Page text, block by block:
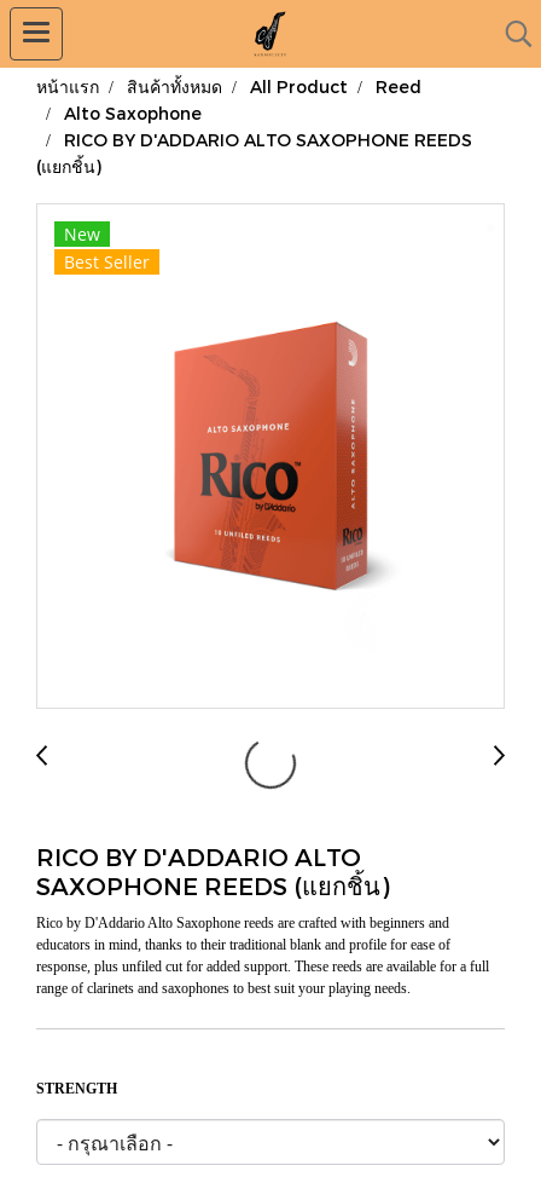
หน้าแรก สินค้าทั้งหมด All Product
Reed
Alto Saxophone
RICO BY D'ADDARIO ALTO SAXOPHONE REEDS
(แยกชิ้น)
New
Best Seller
RICO BY D'ADDARIO ALTO
SAXOPHONE REEDS (แยกชิ้น)
Rico by D'Addario Alto Saxophone reeds are crafted with beginners and
educators in mind, thanks to their traditional blank and profile for ease of
response, plus unfiled cut for added support. These reeds are available for a full
range of clarinets and saxophones to best suit your playing needs.
STRENGTH